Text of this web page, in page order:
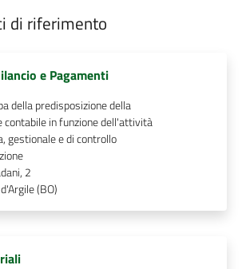
di riferimento
e Pagamenti
della predisposizione della
contabile in funzione dell'attività
gestionale e di controllo
2
(BO)